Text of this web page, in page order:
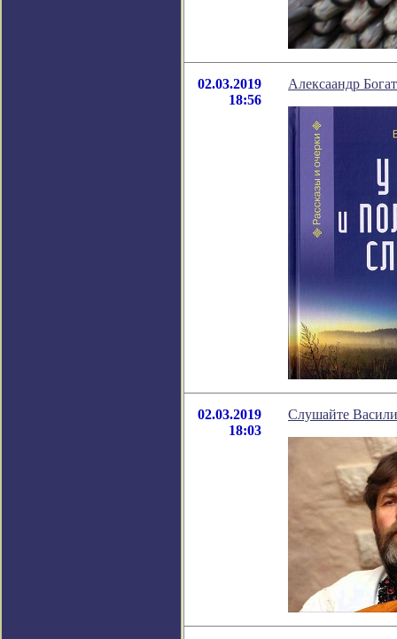
02.03.2019
18:56
Алексаандр
02.03.2019
18:03
Слушайте